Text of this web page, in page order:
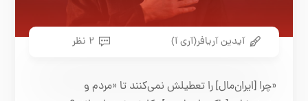
آیدین آریافر(آری آ) ۲ نظر
«چرا [ایران‌مال] را تعطیلش نمی‌کنند تا «مردم و